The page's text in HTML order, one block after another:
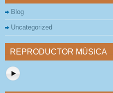
Blog
Uncategorized
REPRODUCTOR MÚSICA